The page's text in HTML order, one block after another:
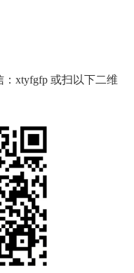
xtyfgfp 或扫以下二维